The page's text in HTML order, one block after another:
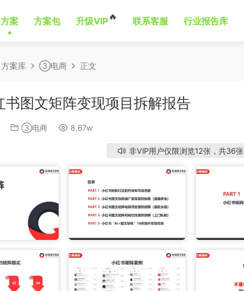
方案 方案包 升级VIP🔥 联系客服 行业报告库
方案库 ③电商 正文
图文矩阵变现项目拆解报告
③电商 8.67w
非VIP用户仅限浏览12张，共36张